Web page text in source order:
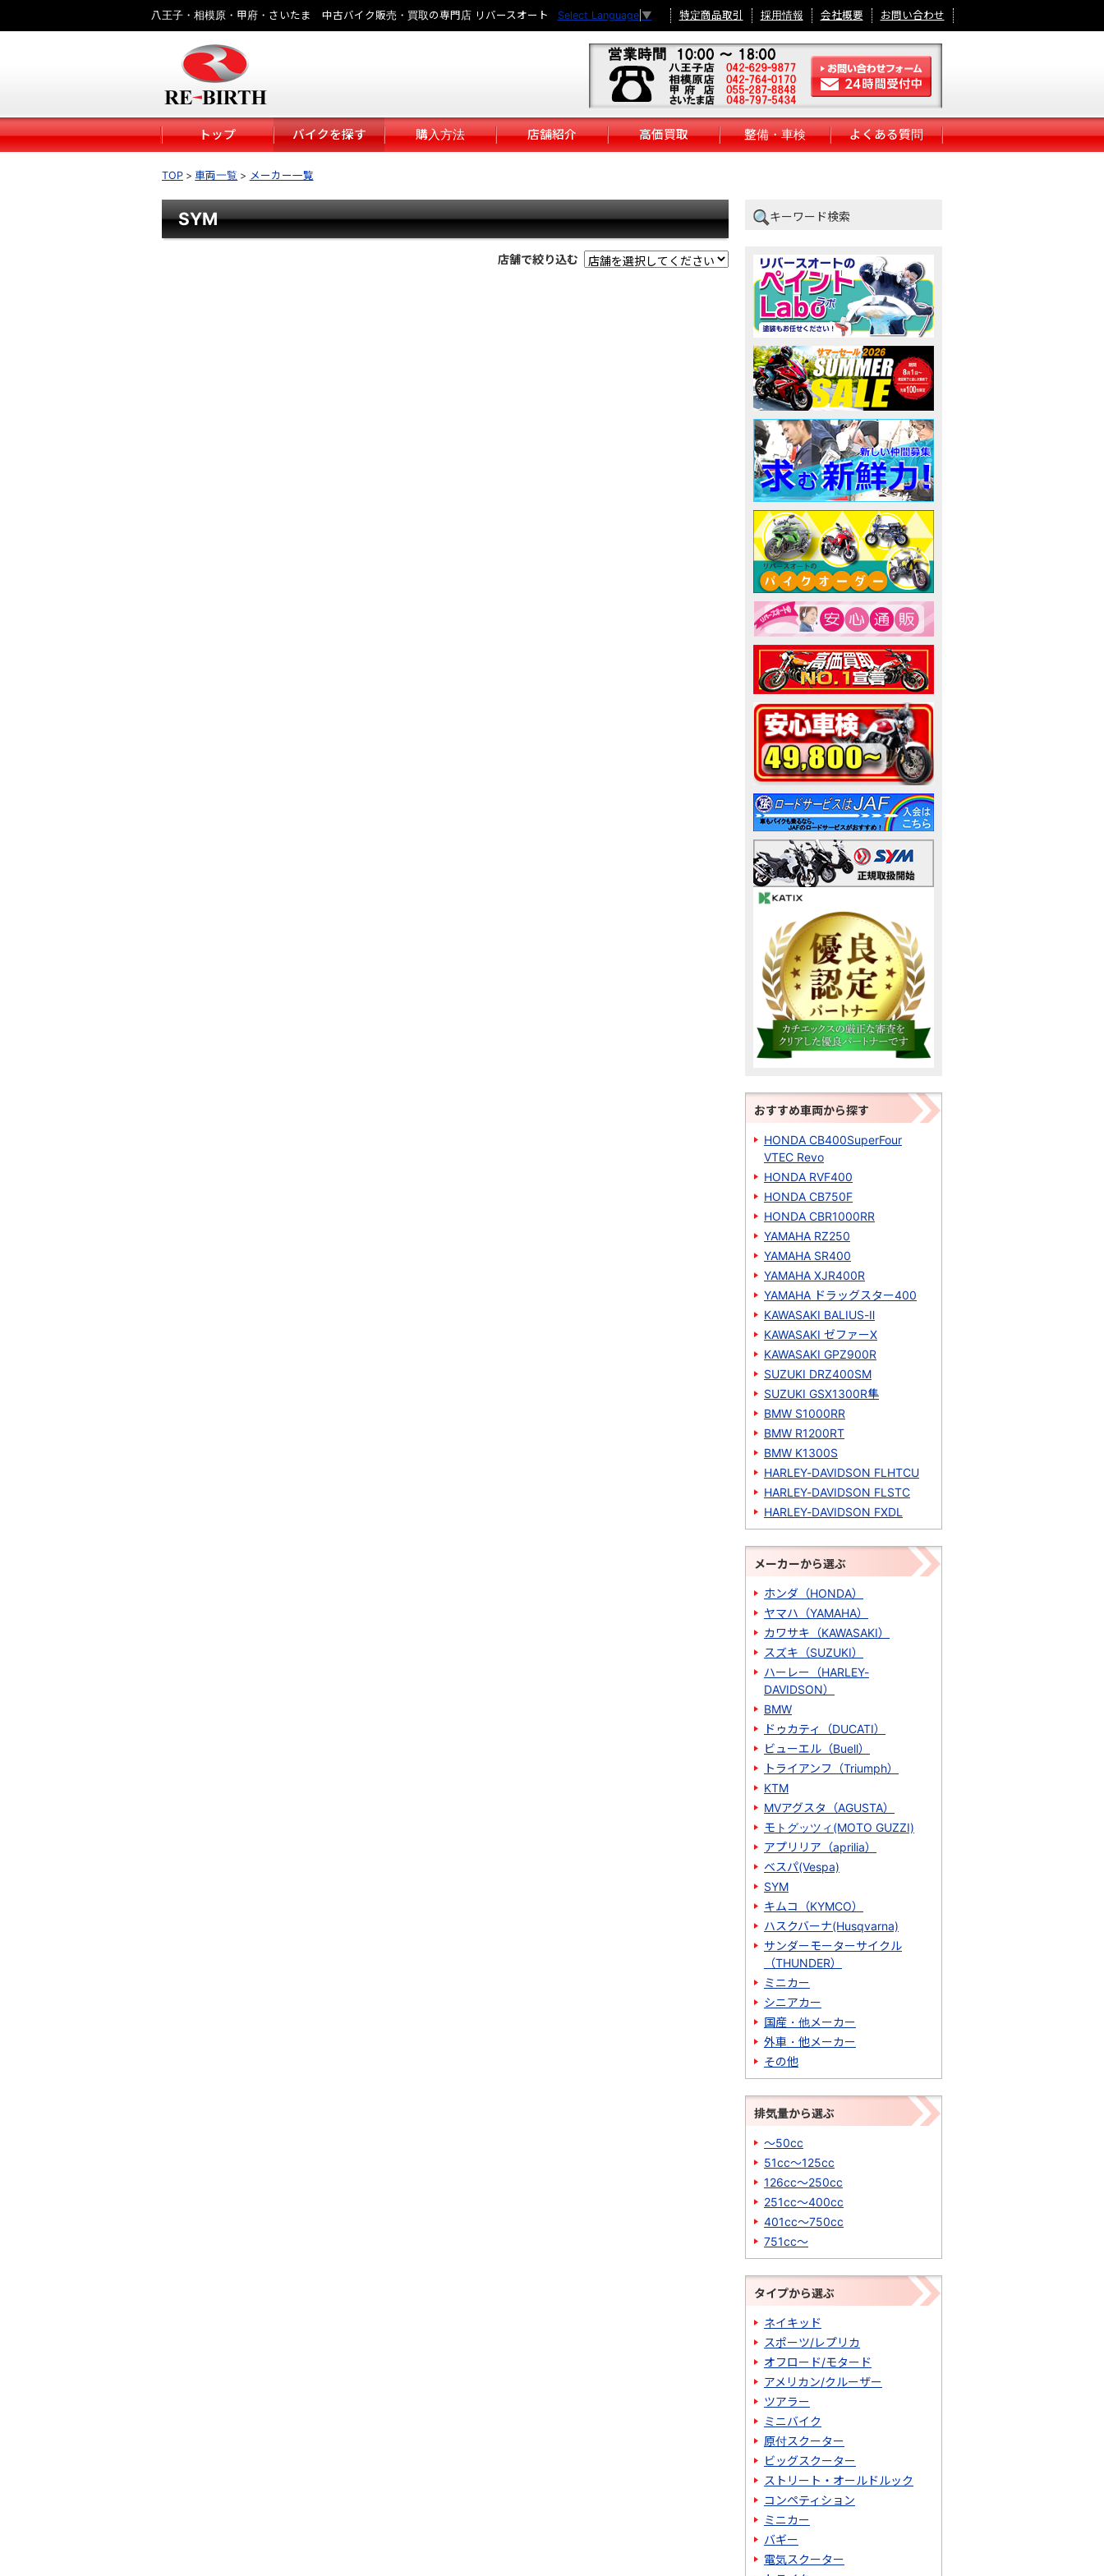
八王子・相模原・甲府・さいたま 中古バイク販売・買取の専門店 リバースオート Select Language ▼ 特定商品取引 採用情報 会社概要 お問い合わせ
トップ バイクを探す 購入方法 店舗紹介 高価買取 整備・車検 よくある質問
TOP 車両一覧 メーカー一覧
SYM
店舗で絞り込む
キーワード検索
おすすめ車両から探す
HONDA CB400SuperFour
VTEC Revo
HONDA RVF400
HONDA CB750F
HONDA CBR1000RR
YAMAHA RZ250
YAMAHA SR400
YAMAHA XJR400R
YAMAHA ドラッグスター400
KAWASAKI BALIUS-Ⅱ
KAWASAKI ゼファーΧ
KAWASAKI GPZ900R
SUZUKI DRZ400SM
SUZUKI GSX1300R隼
BMW S1000RR
BMW R1200RT
BMW K1300S
HARLEY-DAVIDSON FLHTCU
HARLEY-DAVIDSON FLSTC
HARLEY-DAVIDSON FXDL
メーカーから選ぶ
ホンダ（HONDA）
ヤマハ（YAMAHA）
カワサキ（KAWASAKI）
スズキ（SUZUKI）
ハーレー（HARLEY-
DAVIDSON）
BMW
ドゥカティ（DUCATI）
ビューエル（Buell）
トライアンフ（Triumph）
KTM
MVアグスタ（AGUSTA）
モトグッツィ(MOTO GUZZI)
アプリリア（aprilia）
ベスパ(Vespa)
SYM
キムコ（KYMCO）
ハスクバーナ(Husqvarna)
サンダーモーターサイクル
（THUNDER）
ミニカー
シニアカー
国産・他メーカー
外車・他メーカー
その他
排気量から選ぶ
～50cc
51cc～125cc
126cc～250cc
251cc～400cc
401cc～750cc
751cc～
タイプから選ぶ
ネイキッド
スポーツ/レプリカ
オフロード/モタード
アメリカン/クルーザー
ツアラー
ミニバイク
原付スクーター
ビッグスクーター
ストリート・オールドルック
コンペティション
ミニカー
バギー
電気スクーター